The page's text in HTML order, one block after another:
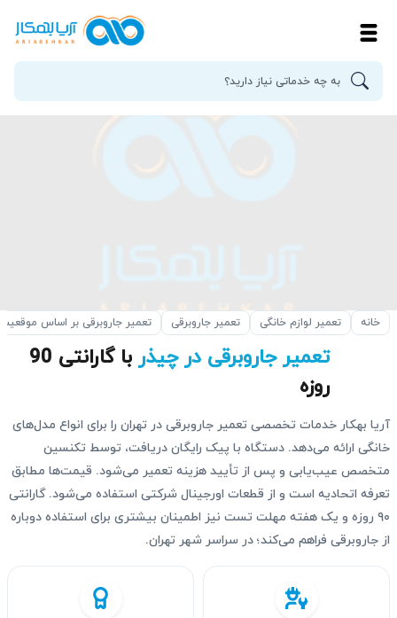
خانه تعمیر لوازم خانگی تعمیر جاروبرقی تعمیر جاروبرقی بر اساس موقعیت
تعمیر جاروبرقی در چیذر
با گارانتی 90
روزه
آریا بهکار خدمات تخصصی تعمیر جاروبرقی در تهران را برای انواع مدل‌های
خانگی ارائه می‌دهد. دستگاه با پیک رایگان دریافت، توسط تکنسین
متخصص عیب‌یابی و پس از تأیید هزینه تعمیر می‌شود. قیمت‌ها مطابق
تعرفه اتحادیه است و از قطعات اورجینال شرکتی استفاده می‌شود. گارانتی
۹۰ روزه و یک هفته مهلت تست نیز اطمینان بیشتری برای استفاده دوباره
از جاروبرقی فراهم می‌کند؛ در سراسر شهر تهران.